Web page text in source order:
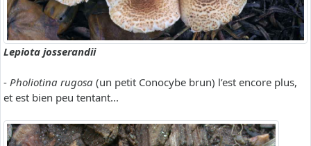
Lepiota josserandii
- Pholiotina rugosa (un petit Conocybe brun) l’est encore plus,
et est bien peu tentant...